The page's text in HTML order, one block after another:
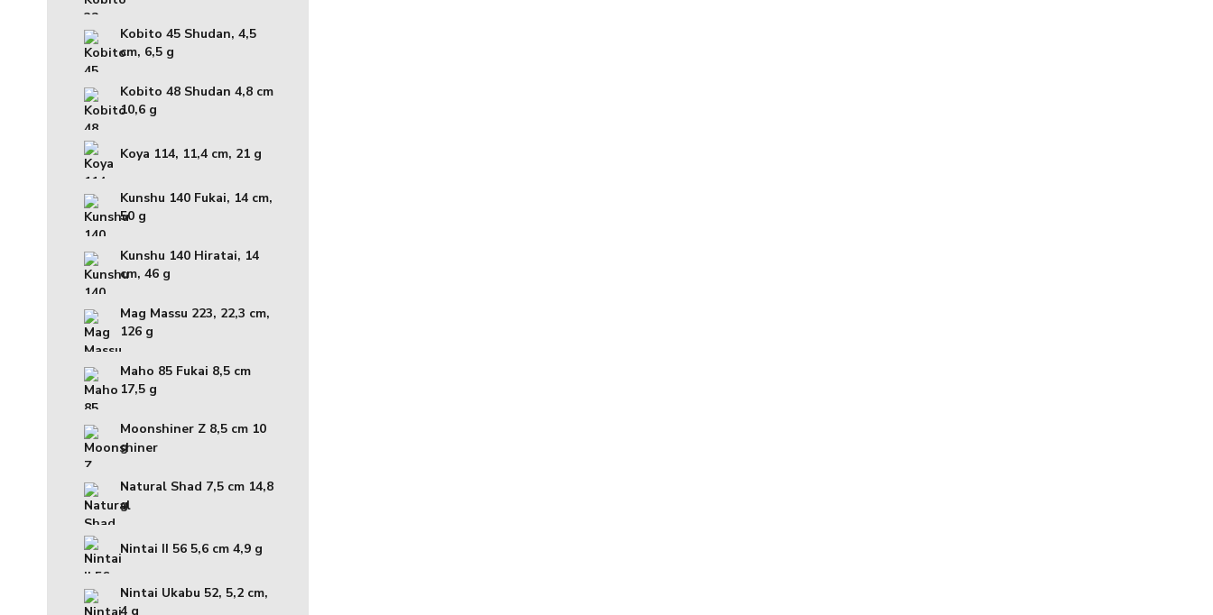
Kobito 45 Shudan, 4,5
cm, 6,5 g
Kobito 48 Shudan 4,8 cm
10,6 g
Koya 114, 11,4 cm, 21 g
Kunshu 140 Fukai, 14 cm,
50 g
Kunshu 140 Hiratai, 14
cm, 46 g
Mag Massu 223, 22,3 cm,
126 g
Maho 85 Fukai 8,5 cm
17,5 g
Moonshiner Z 8,5 cm 10
g
Natural Shad 7,5 cm 14,8
g
Nintai II 56 5,6 cm 4,9 g
Nintai Ukabu 52, 5,2 cm,
4 g